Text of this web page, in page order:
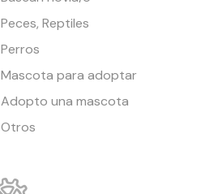
Peces, Reptiles
Perros
Mascota para adoptar
Adopto una mascota
Otros